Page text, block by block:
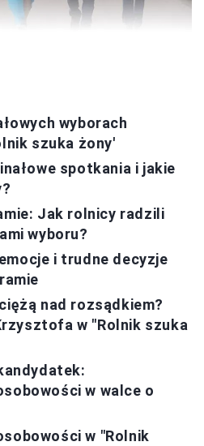
wyborach
szuka żony'
spotkania i jakie
Jak rolnicy radzili
wyboru?
i trudne decyzje
nad rozsądkiem?
w "Rolnik szuka
w walce o
w "Rolnik